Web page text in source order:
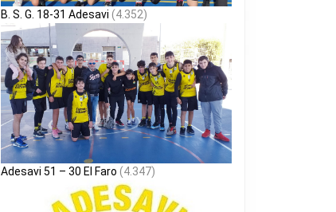
B. S. G. 18-31 Adesavi (4.352)
Adesavi 51 – 30 El Faro (4.347)